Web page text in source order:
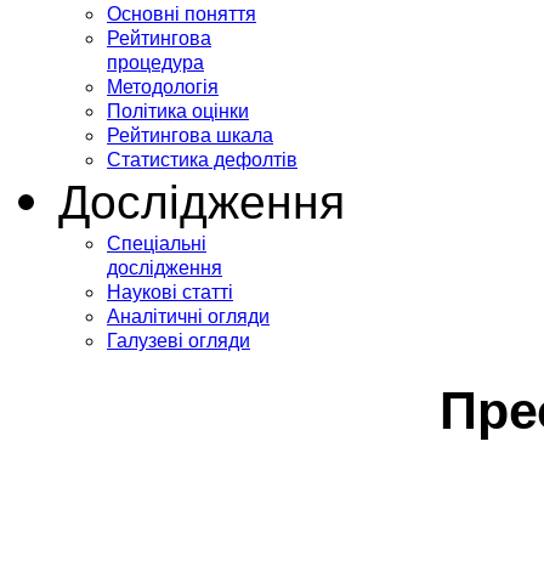
Основні поняття
Рейтингова
процедура
Методологія
Політика оцінки
Рейтингова шкала
Статистика дефолтів
Дослідження
Спеціальні
дослідження
Наукові статті
Аналітичні огляди
Галузеві огляди